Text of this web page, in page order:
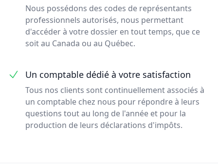
Nous possédons des codes de représentants
professionnels autorisés, nous permettant
d'accéder à votre dossier en tout temps, que ce
soit au Canada ou au Québec.
Un comptable dédié à votre satisfaction
Tous nos clients sont continuellement associés à
un comptable chez nous pour répondre à leurs
questions tout au long de l'année et pour la
production de leurs déclarations d'impôts.